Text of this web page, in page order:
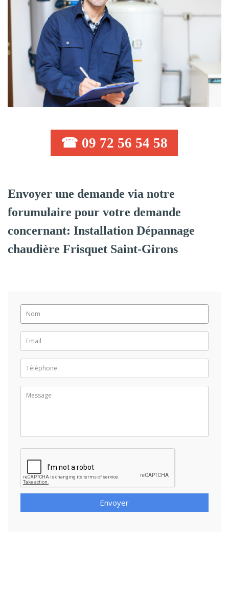
☎ 09 72 56 54 58
Envoyer une demande via notre
forumulaire pour votre demande
concernant: Installation Dépannage
chaudière Frisquet Saint-Girons
Envoyer